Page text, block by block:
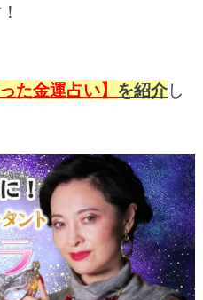
た金運占い】 を紹介し